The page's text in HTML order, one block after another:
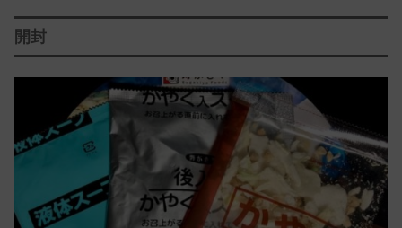
開封